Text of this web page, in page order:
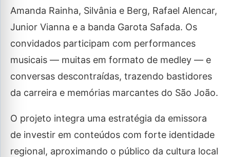
Amanda Rainha, Silvânia e Berg, Rafael Alencar,
Junior Vianna e a banda Garota Safada. Os
convidados participam com performances
musicais — muitas em formato de medley — e
conversas descontraídas, trazendo bastidores
da carreira e memórias marcantes do São João.
O projeto integra uma estratégia da emissora
de investir em conteúdos com forte identidade
regional, aproximando o público da cultura local